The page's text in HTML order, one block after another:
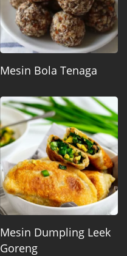
Mesin Bola Tenaga
Mesin Dumpling Leek
Goreng